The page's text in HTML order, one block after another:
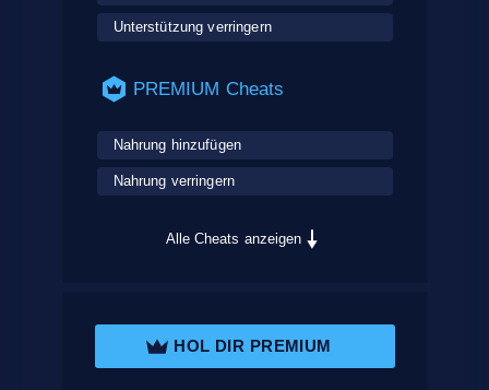
Unterstützung verringern
PREMIUM Cheats
Nahrung hinzufügen
Nahrung verringern
Alle Cheats anzeigen
HOL DIR PREMIUM